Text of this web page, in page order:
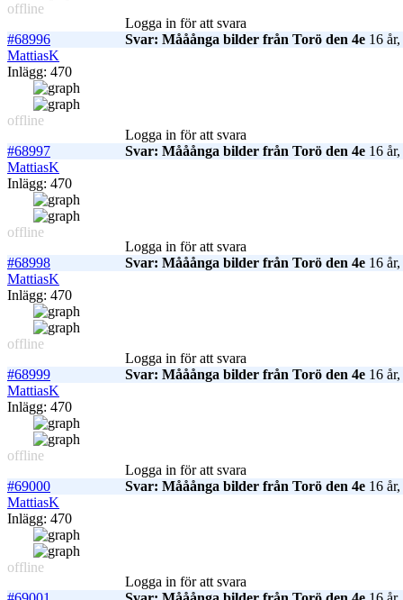
offline
Logga in för att svara
#68996
Svar: Mååånga bilder från Torö den 4e 16
MattiasK
Inlägg: 470
offline
Logga in för att svara
#68997
Svar: Mååånga bilder från Torö den 4e 16
MattiasK
Inlägg: 470
offline
Logga in för att svara
#68998
Svar: Mååånga bilder från Torö den 4e 16
MattiasK
Inlägg: 470
offline
Logga in för att svara
#68999
Svar: Mååånga bilder från Torö den 4e 16
MattiasK
Inlägg: 470
offline
Logga in för att svara
#69000
Svar: Mååånga bilder från Torö den 4e 16
MattiasK
Inlägg: 470
offline
Logga in för att svara